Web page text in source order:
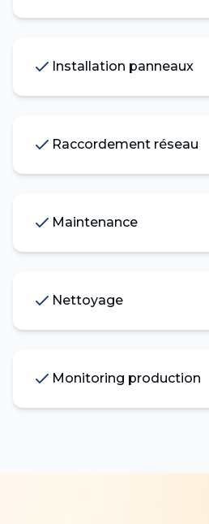
Installation panneaux
Raccordement réseau
Maintenance
Nettoyage
Monitoring production